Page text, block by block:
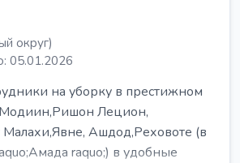
округ)
05.01.2026
на уборку в престижном
Лецион,
Малахи,Явне, Ашдод,Реховоте (в
raquo;) в удобные